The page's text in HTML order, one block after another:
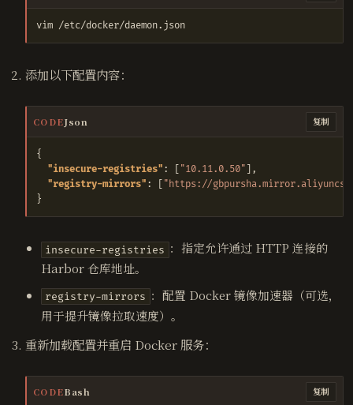
添加以下配置内容：
CODEJson 复制
{
"insecure-registries" : "10.11.0.50" ],
"registry-mirrors" :
"https://
}
insecure-registries ：指定允许通过 HTTP 连接的
Harbor 仓库地址。
registry-mirrors ：配置 Docker 镜像加速器（可选，
用于提升镜像拉取速度）。
重新加载配置并重启 Docker 服务：
CODEBash 复制